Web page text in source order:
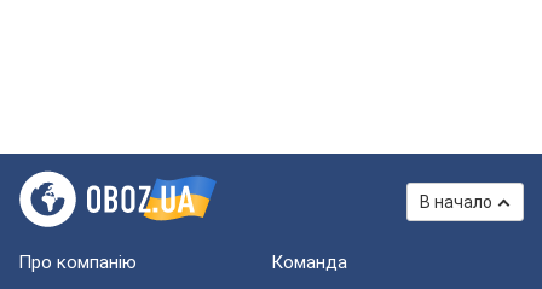
В начало
Про компанію Команда